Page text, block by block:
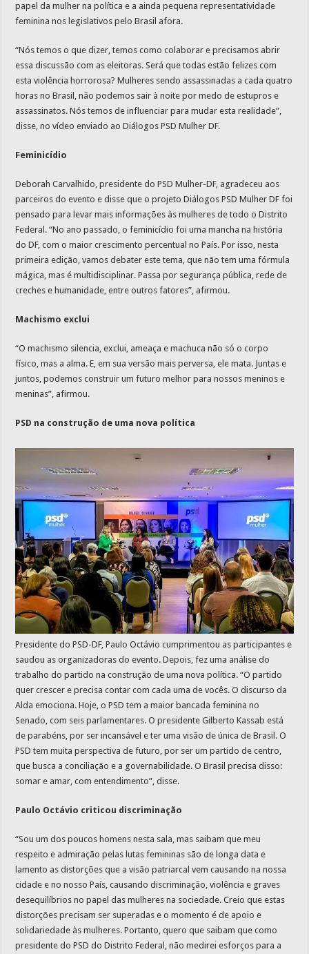
papel da mulher na política e a ainda pequena representatividade
feminina nos legislativos pelo Brasil afora.
“Nós temos o que dizer, temos como colaborar e precisamos abrir
essa discussão com as eleitoras. Será que todas estão felizes com
esta violência horrorosa? Mulheres sendo assassinadas a cada quatro
horas no Brasil, não podemos sair à noite por medo de estupros e
assassinatos. Nós temos de influenciar para mudar esta realidade”,
disse, no vídeo enviado ao Diálogos PSD Mulher DF.
Feminicídio
Deborah Carvalhido, presidente do PSD Mulher-DF, agradeceu aos
parceiros do evento e disse que o projeto Diálogos PSD Mulher DF foi
pensado para levar mais informações às mulheres de todo o Distrito
Federal. “No ano passado, o feminicídio foi uma mancha na história
do DF, com o maior crescimento percentual no País. Por isso, nesta
primeira edição, vamos debater este tema, que não tem uma fórmula
mágica, mas é multidisciplinar. Passa por segurança pública, rede de
creches e humanidade, entre outros fatores”, afirmou.
Machismo exclui
“O machismo silencia, exclui, ameaça e machuca não só o corpo
físico, mas a alma. E, em sua versão mais perversa, ele mata. Juntas e
juntos, podemos construir um futuro melhor para nossos meninos e
meninas”, afirmou.
PSD na construção de uma nova política
Presidente do PSD-DF, Paulo Octávio cumprimentou as participantes e
saudou as organizadoras do evento. Depois, fez uma análise do
trabalho do partido na construção de uma nova política. “O partido
quer crescer e precisa contar com cada uma de vocês. O discurso da
Alda emociona. Hoje, o PSD tem a maior bancada feminina no
Senado, com seis parlamentares. O presidente Gilberto Kassab está
de parabéns, por ser incansável e ter uma visão de única de Brasil. O
PSD tem muita perspectiva de futuro, por ser um partido de centro,
que busca a conciliação e a governabilidade. O Brasil precisa disso:
somar e amar, com entendimento”, disse.
Paulo Octávio criticou discriminação
“Sou um dos poucos homens nesta sala, mas saibam que meu
respeito e admiração pelas lutas femininas são de longa data e
lamento as distorções que a visão patriarcal vem causando na nossa
cidade e no nosso País, causando discriminação, violência e graves
desequilíbrios no papel das mulheres na sociedade. Creio que estas
distorções precisam ser superadas e o momento é de apoio e
solidariedade às mulheres. Portanto, quero que saibam que como
presidente do PSD do Distrito Federal, não medirei esforços para a